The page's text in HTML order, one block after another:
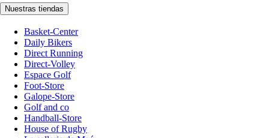
Nuestras tiendas
Basket-Center
Daily Bikers
Direct Running
Direct-Volley
Espace Golf
Foot-Store
Galope-Store
Golf and co
Handball-Store
House of Rugby